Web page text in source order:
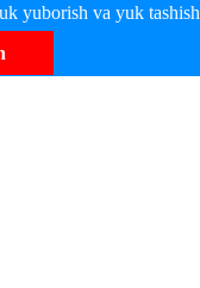
yuborish va yuk tashish